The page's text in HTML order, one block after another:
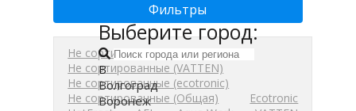
Фильтры
Не сортированные
Не сортированные (VATTEN)
Не сортированные (ecotronic)
Не сортированные (Общая)
Ecotronic
Выберите город:
В
Волгоград
Воронеж